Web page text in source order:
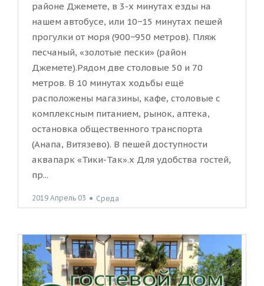
районе Джемете, в 3-х минутах езды на
нашем автобусе, или 10−15 минутах пешей
прогулки от моря (900−950 метров). Пляж
песчаный, «золотые пески» (район
Джемете).Рядом две столовые 50 и 70
метров. В 10 минутах ходьбы ещё
расположены магазины, кафе, столовые с
комплексным питанием, рынок, аптека,
остановка общественного транспорта
(Анапа, Витязево). В пешей доступности
аквапарк «Тики-Так».х Для удобства гостей,
пр...
2019 Апрель 03 ● Среда